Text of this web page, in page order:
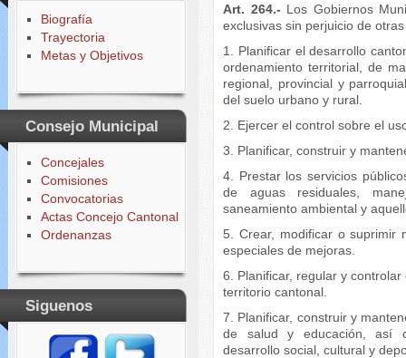
Biografía
Trayectoria
Metas y Objetivos
Consejo Municipal
Concejales
Comisiones
Convocatorias
Actas Concejo Cantonal
Ordenanzas
Siguenos
Art. 264.- Los Gobiernos
exclusivas sin perjuicio de
1. Planificar el desarrollo
ordenamiento territorial, de
regional, provincial y
del suelo urbano y rural.
2. Ejercer el control sobre el
3. Planificar, construir y
4. Prestar los servicios
de aguas residuales,
saneamiento ambiental y
5. Crear, modificar o suprimir
especiales de mejoras.
6. Planificar, regular y
territorio cantonal.
7. Planificar, construir y
de salud y educación, así
desarrollo social, cultural y